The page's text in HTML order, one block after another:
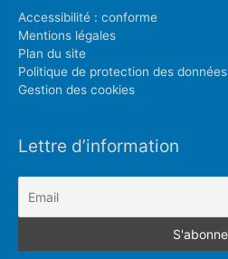
Accessibilité : conforme
Mentions légales
Plan du site
Politique de protection des données
Gestion des cookies
Lettre d’information